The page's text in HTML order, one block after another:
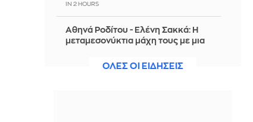
IN 2 HOURS
Αθηνά Ροδίτου - Ελένη Σακκά: Η
μεταμεσονύκτια μάχη τους με μια
ΟΛΕΣ ΟΙ ΕΙΔΗΣΕΙΣ